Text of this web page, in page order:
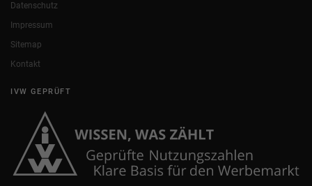
Datenschutz
Impressum
Sitemap
Kontakt
IVW GEPRÜFT